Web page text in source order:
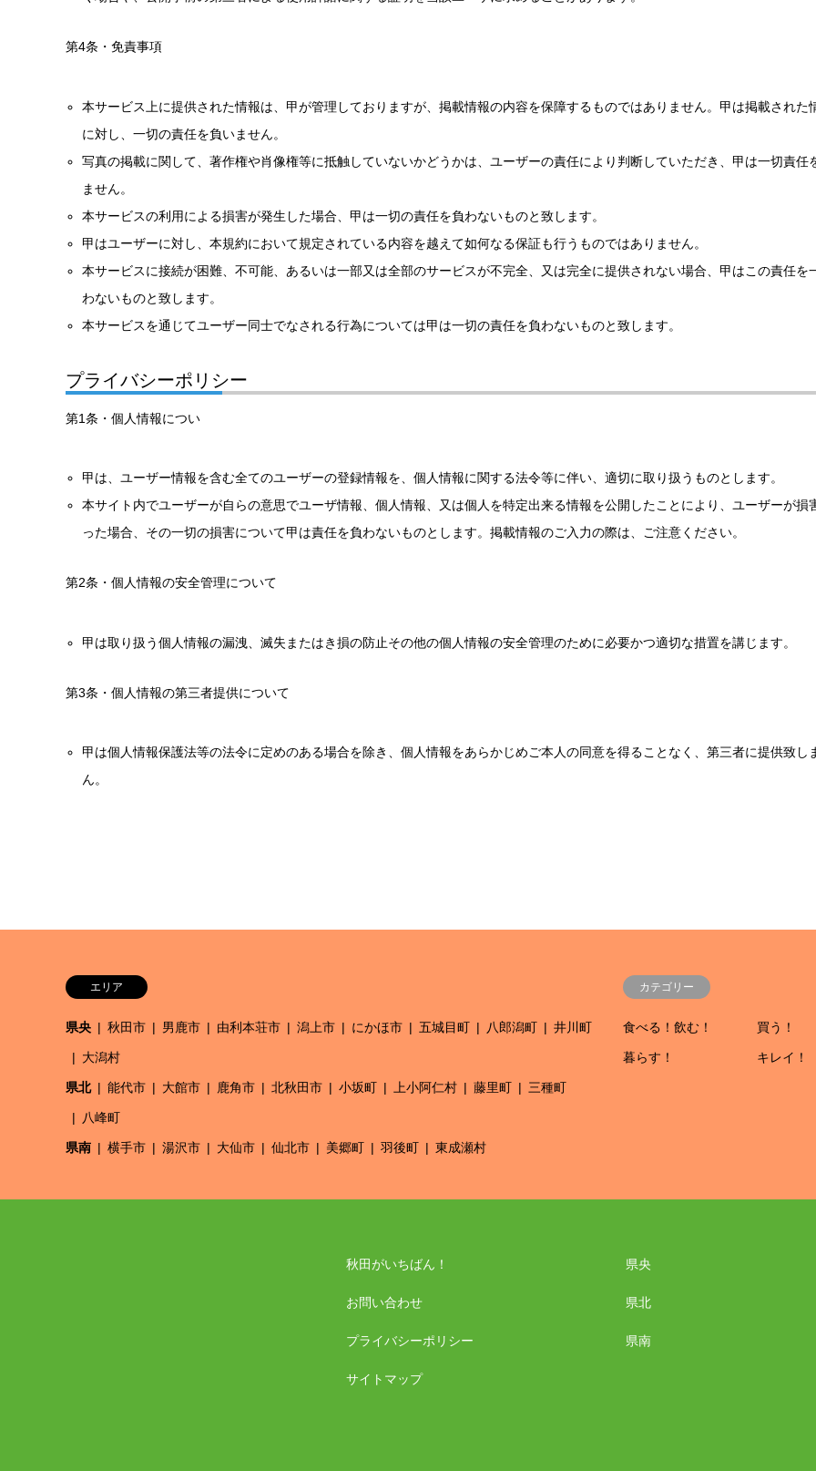
第4条・免責事項
本サービス上に提供された情報は、甲が管理しておりますが、掲載情報の内容を保障するものではありません。甲は掲載された
に対し、一切の責任を負いません。
写真の掲載に関して、著作権や肖像権等に抵触していないかどうかは、ユーザーの責任により判断していただき、甲は一切責任
ません。
本サービスの利用による損害が発生した場合、甲は一切の責任を負わないものと致します。
甲はユーザーに対し、本規約において規定されている内容を越えて如何なる保証も行うものではありません。
本サービスに接続が困難、不可能、あるいは一部又は全部のサービスが不完全、又は完全に提供されない場合、甲はこの責任を
わないものと致します。
本サービスを通じてユーザー同士でなされる行為については甲は一切の責任を負わないものと致します。
プライバシーポリシー
第1条・個人情報につい
甲は、ユーザー情報を含む全てのユーザーの登録情報を、個人情報に関する法令等に伴い、適切に取り扱うものとします。
本サイト内でユーザーが自らの意思でユーザ情報、個人情報、又は個人を特定出来る情報を公開したことにより、ユーザーが損
った場合、その一切の損害について甲は責任を負わないものとします。掲載情報のご入力の際は、ご注意ください。
第2条・個人情報の安全管理について
甲は取り扱う個人情報の漏洩、滅失またはき損の防止その他の個人情報の安全管理のために必要かつ適切な措置を講じます。
第3条・個人情報の第三者提供について
甲は個人情報保護法等の法令に定めのある場合を除き、個人情報をあらかじめご本人の同意を得ることなく、第三者に提供致し
ん。
エリア
県央 秋田市 男鹿市 由利本荘市 潟上市 にかほ市 五城目町 八郎潟町 井川町
大潟村
県北 能代市 大館市 鹿角市 北秋田市 小坂町 上小阿仁村 藤里町 三種町
八峰町
県南 横手市 湯沢市 大仙市 仙北市 美郷町 羽後町 東成瀬村
カテゴリー
食べる！飲む！ 買う！
暮らす！ キレイ！
秋田がいちばん！
お問い合わせ
プライバシーポリシー
サイトマップ
県央
県北
県南